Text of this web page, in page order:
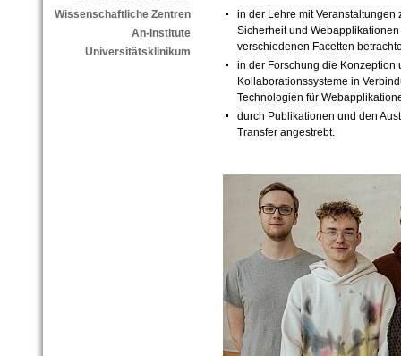
Wissenschaftliche Zentren
An-Institute
Universitätsklinikum
in der Lehre mit Veranstaltungen
Sicherheit und
verschiedenen Facetten
in der Forschung die Konzeption
Kollaborationssysteme in
Technologien für
durch Publikationen und den
Transfer angestrebt.